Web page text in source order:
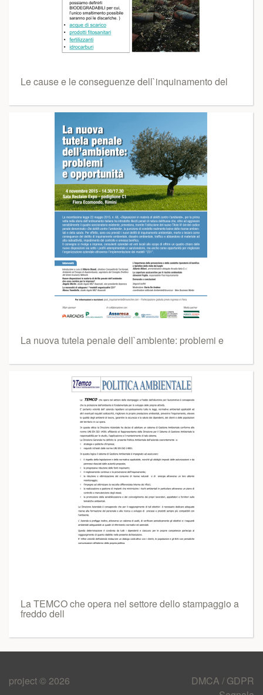
Le cause e le conseguenze dell`inquinamento del
La nuova tutela penale dell`ambiente: problemi e
La TEMCO che opera nel settore dello stampaggio a
freddo dell
project © 2026
DMCA / GDPR